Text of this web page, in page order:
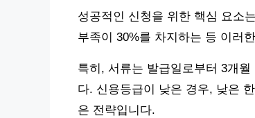
성공적인 신청을 위한 핵심 요소
부족이 30%를 차지하는 등 이러
특히, 서류는 발급일로부터 3개
다. 신용등급이 낮은 경우, 낮은
은 전략입니다.